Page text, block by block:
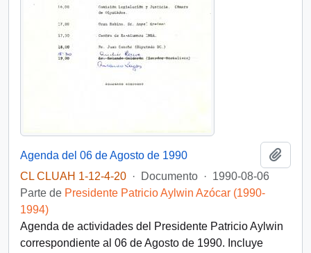
Agenda del 06 de Agosto de 1990
CL CLUAH 1-12-4-20 · Documento · 1990-08-06
Parte de Presidente Patricio Aylwin Azócar (1990-
1994)
Agenda de actividades del Presidente Patricio Aylwin
correspondiente al 06 de Agosto de 1990. Incluye